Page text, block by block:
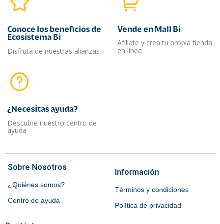
Conoce los beneficios de
Ecosistema Bi
Disfruta de nuestras alianzas
Vende en Mall Bi
Afíliate y crea tu propia tienda
en línea
¿Necesitas ayuda?​
Descubre nuestro centro de
ayuda
Sobre Nosotros
¿Quiénes somos?
Centro de ayuda
Información
Términos y condiciones
Política de privacidad